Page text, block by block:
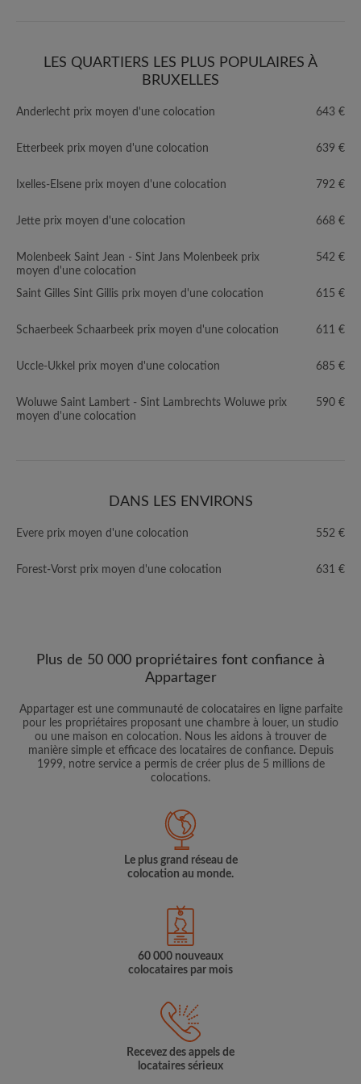
LES QUARTIERS LES PLUS POPULAIRES À
BRUXELLES
Anderlecht prix moyen d'une colocation 643 €
Etterbeek prix moyen d'une colocation 639 €
Ixelles-Elsene prix moyen d'une colocation 792 €
Jette prix moyen d'une colocation 668 €
Molenbeek Saint Jean - Sint Jans Molenbeek prix
moyen d'une colocation
542 €
Saint Gilles Sint Gillis prix moyen d'une colocation 615 €
Schaerbeek Schaarbeek prix moyen d'une colocation 611 €
Uccle-Ukkel prix moyen d'une colocation 685 €
Woluwe Saint Lambert - Sint Lambrechts Woluwe prix
moyen d'une colocation
590 €
DANS LES ENVIRONS
Evere prix moyen d'une colocation 552 €
Forest-Vorst prix moyen d'une colocation 631 €
Plus de 50 000 propriétaires font confiance à
Appartager
Appartager est une communauté de colocataires en ligne parfaite
pour les propriétaires proposant une chambre à louer, un studio
ou une maison en colocation. Nous les aidons à trouver de
manière simple et efficace des locataires de confiance. Depuis
1999, notre service a permis de créer plus de 5 millions de
colocations.
Le plus grand réseau de
colocation au monde.
60 000 nouveaux
colocataires par mois
Recevez des appels de
locataires sérieux